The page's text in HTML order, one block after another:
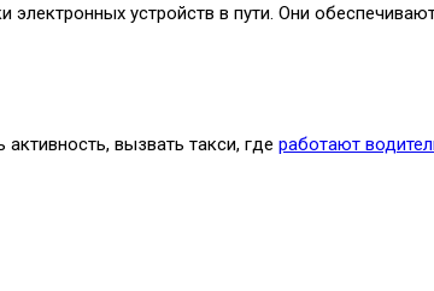
устройств в пути. Они
вызвать такси, где работают